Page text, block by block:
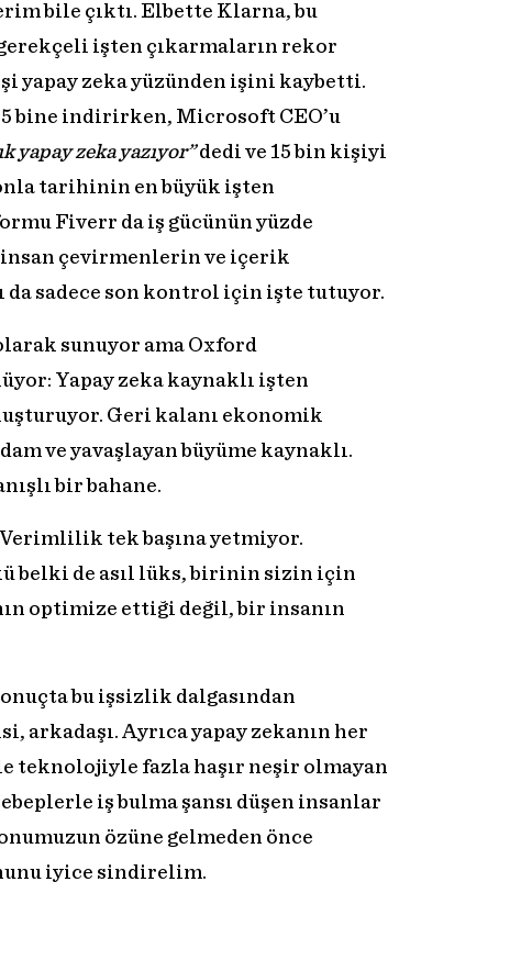
bile çıktı. Elbette Klarna, bu
işten çıkarmaların rekor
yapay zeka yüzünden işini kaybetti.
bine indirirken, Microsoft CEO’u
yapay zeka yazıyor”dedi ve 15 bin kişiyi
tarihinin en büyük işten
Fiverr da iş gücünün yüzde
insan çevirmenlerin ve içerik
sadece son kontrol için işte tutuyor.
sunuyor ama Oxford
Yapay zeka kaynaklı işten
Geri kalanı ekonomik
ve yavaşlayan büyüme kaynaklı.
bir bahane.
tek başına yetmiyor.
belki de asıl lüks, birinin sizin için
optimize ettiği değil, bir insanın
bu işsizlik dalgasından
Ayrıca yapay zekanın her
teknolojiyle fazla haşır neşir olmayan
iş bulma şansı düşen insanlar
özüne gelmeden önce
iyice sindirelim.